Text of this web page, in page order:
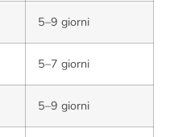
5–9 giorni
5–7 giorni
5–9 giorni